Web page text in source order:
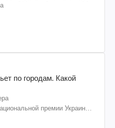
по городам. Какой
премии Украины